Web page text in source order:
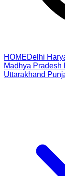
HOMEDelhi
Madhya Pradesh
Uttarakhand